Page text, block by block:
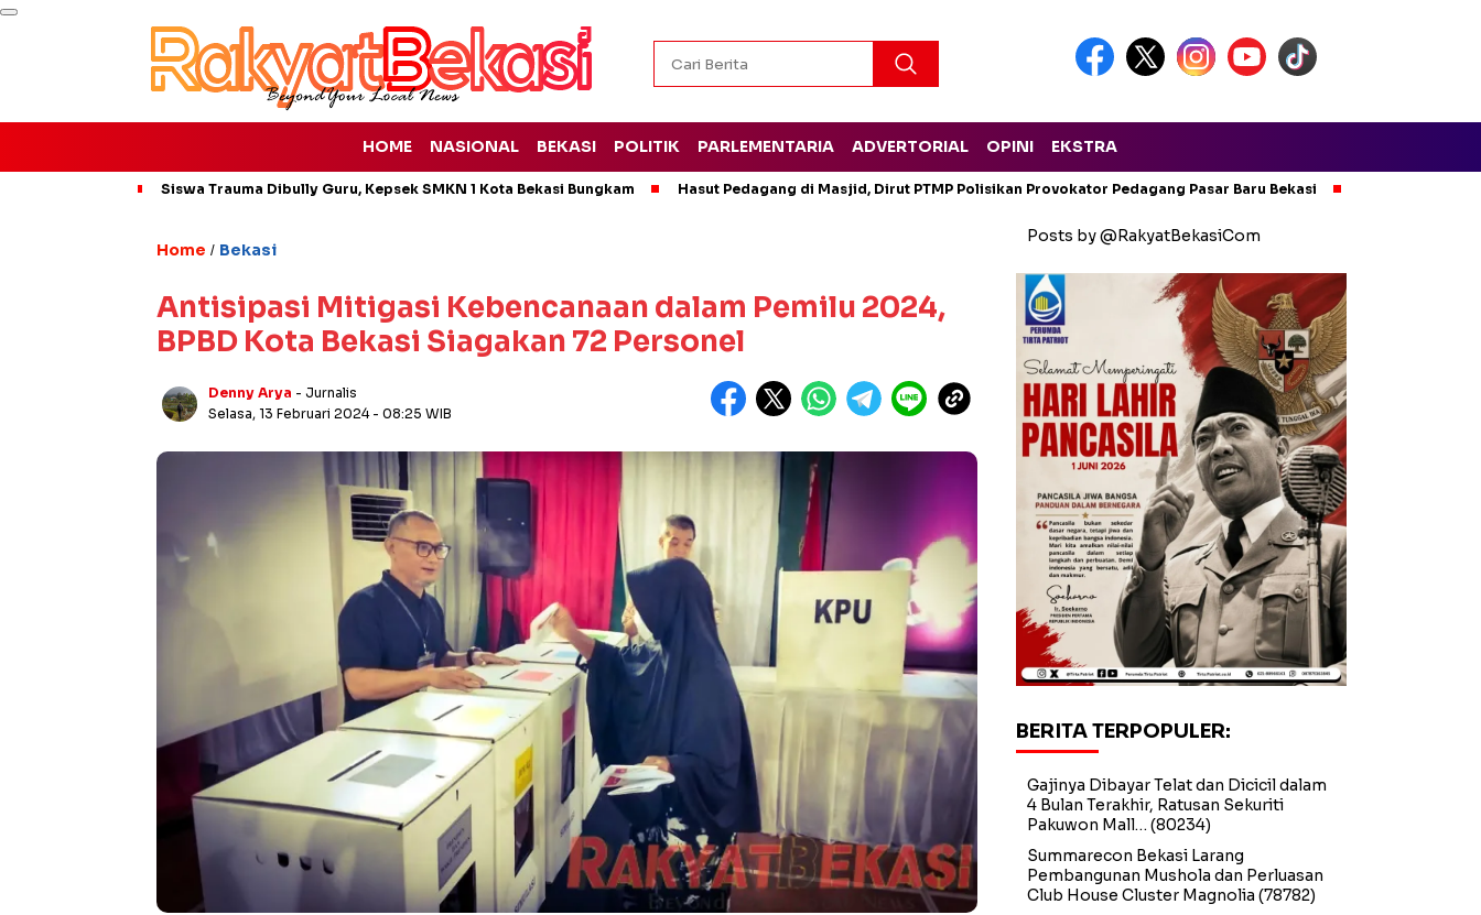
HOME NASIONAL BEKASI POLITIK PARLEMENTARIA ADVERTORIAL OPINI EKSTRA
Siswa Trauma Dibully Guru, Kepsek SMKN 1 Kota Bekasi Bungkam Hasut Pedagang di Masjid, Dirut PTMP Polisikan Provokator Pedagang Pasar Baru Bekasi
Home / Bekasi
Antisipasi Mitigasi Kebencanaan dalam Pemilu 2024,
BPBD Kota Bekasi Siagakan 72 Personel
Denny Arya - Jurnalis
Selasa, 13 Februari 2024 - 08:25 WIB
Posts by @RakyatBekasiCom
BERITA TERPOPULER:
Gajinya Dibayar Telat dan Dicicil dalam
4 Bulan Terakhir, Ratusan Sekuriti
Pakuwon Mall… (80234)
Summarecon Bekasi Larang
Pembangunan Mushola dan Perluasan
Club House Cluster Magnolia (78782)